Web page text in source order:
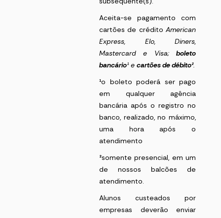
Aceita-se pagamento com
cartões de crédito American
Express, Elo, Diners,
Mastercard e Visa; boleto
bancário¹e cartões de débito².
¹o boleto poderá ser pago
em qualquer agência
bancária após o registro no
banco, realizado, no máximo,
uma hora após o
atendimento
²somente presencial, em um
de nossos balcões de
atendimento.
Alunos custeados por
empresas deverão enviar